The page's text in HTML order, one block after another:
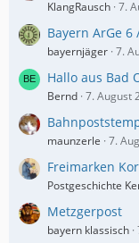
KlangRausch 7.
Bayern ArGe
bayernjäger 7.
Hallo aus Bad
Bernd 7. August
maunzerle 7.
Freimarken
Postgeschichte
Metzgerpost
bayern klassisch